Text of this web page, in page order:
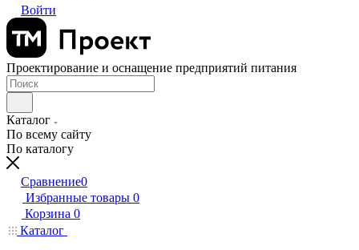
Войти
Проектирование и оснащение предприятий питания
Каталог
По всему сайту
По каталогу
Сравнение0
Избранные товары 0
Корзина 0
Каталог